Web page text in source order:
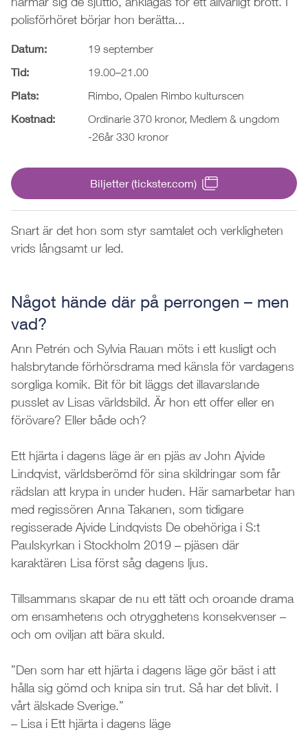
polisförhöret börjar hon berätta...
Datum: 19 september
Tid: 19.00–21.00
Plats: Rimbo, Opalen Rimbo kulturscen
Kostnad:
Ordinarie 370 kronor, Medlem & ungdom
-26år 330 kronor
Biljetter (tickster.com)
Snart är det hon som styr samtalet och verkligheten
vrids långsamt ur led.
Något hände där på perrongen – men
vad?
Ann Petrén och Sylvia Rauan möts i ett kusligt och
halsbrytande förhörsdrama med känsla för vardagens
sorgliga komik. Bit för bit läggs det illavarslande
pusslet av Lisas världsbild. Är hon ett offer eller en
förövare? Eller både och?
Ett hjärta i dagens läge är en pjäs av John Ajvide
Lindqvist, världsberömd för sina skildringar som får
rädslan att krypa in under huden. Här samarbetar han
med regissören Anna Takanen, som tidigare
regisserade Ajvide Lindqvists De obehöriga i S:t
Paulskyrkan i Stockholm 2019 – pjäsen där
karaktären Lisa först såg dagens ljus.
Tillsammans skapar de nu ett tätt och oroande drama
om ensamhetens och otrygghetens konsekvenser –
och om oviljan att bära skuld.
”Den som har ett hjärta i dagens läge gör bäst i att
hålla sig gömd och knipa sin trut. Så har det blivit. I
vårt älskade Sverige.”
– Lisa i Ett hjärta i dagens läge